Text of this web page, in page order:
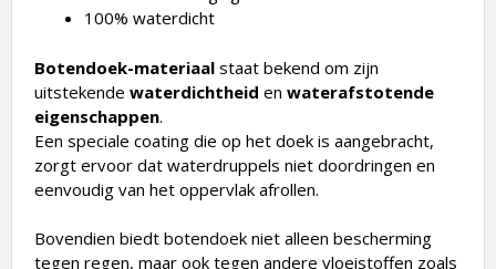
100% waterdicht
Botendoek-materiaal staat bekend om zijn
uitstekende waterdichtheid en waterafstotende
eigenschappen.
Een speciale coating die op het doek is aangebracht,
zorgt ervoor dat waterdruppels niet doordringen en
eenvoudig van het oppervlak afrollen.
Bovendien biedt botendoek niet alleen bescherming
tegen regen, maar ook tegen andere vloeistoffen zoals